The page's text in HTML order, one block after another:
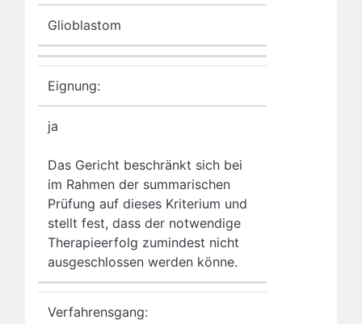
Glioblastom
Eignung:
ja
Das Gericht beschränkt sich bei
im Rahmen der summarischen
Prüfung auf dieses Kriterium und
stellt fest, dass der notwendige
Therapieerfolg zumindest nicht
ausgeschlossen werden könne.
Verfahrensgang: